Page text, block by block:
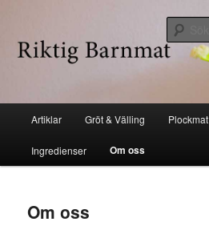
huvudinnehåll
Riktig barnmat
Artiklar Gröt & Välling Plockmat
Ingredienser Om oss
Om oss